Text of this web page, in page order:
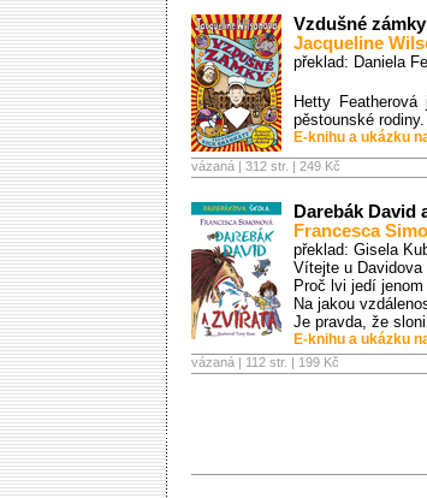
Vzdušné zámky
Jacqueline
překlad: Daniela
Hetty
pěstounské
E-knihu a ukázku
vázaná | 312 str. | 249 Kč
Darebák David
Francesca
překlad: Gisela
Vítejte u Davidova
Proč lvi jedí
Na jakou
Je pravda, že
E-knihu a ukázku
vázaná | 112 str. | 199 Kč